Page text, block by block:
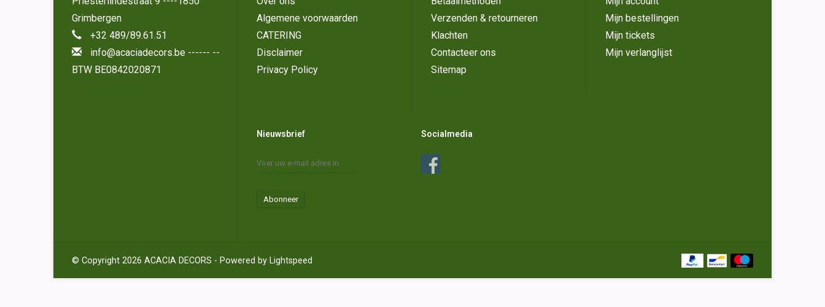
Grimbergen
+32 489/89.61.51
info@acaciadecors.be ------ --
BTW BE0842020871
Algemene voorwaarden
CATERING
Disclaimer
Privacy Policy
Verzenden & retourneren
Klachten
Contacteer ons
Sitemap
Mijn bestellingen
Mijn tickets
Mijn verlanglijst
Nieuwsbrief
Abonneer
Socialmedia
© Copyright 2026 ACACIA DECORS - Powered by Lightspeed